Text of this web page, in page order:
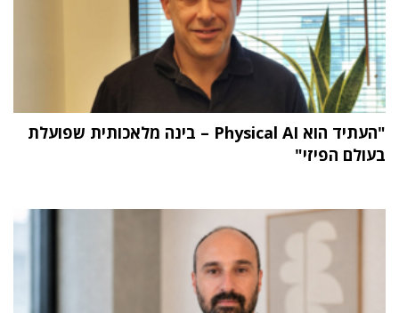
"העתיד הוא Physical AI – בינה מלאכותית שפועלת
בעולם הפיזי"